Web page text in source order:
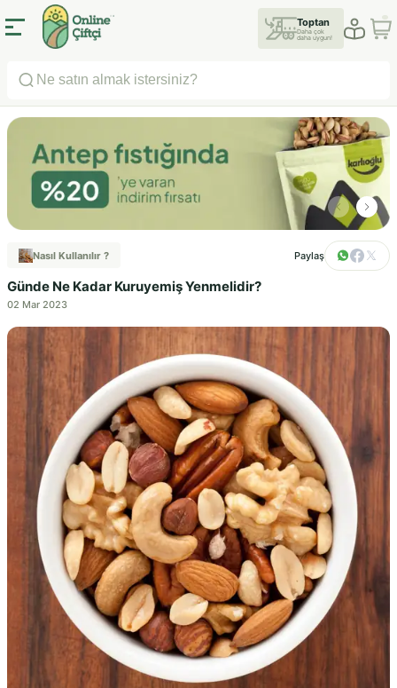
Toptan
Daha çok
daha uygun!
Nasıl Kullanılır ? Paylaş
Günde Ne Kadar Kuruyemiş Yenmelidir?
02 Mar 2023